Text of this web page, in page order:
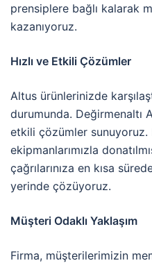
prensiplere bağlı kalarak
kazanıyoruz.
Hızlı ve Etkili Çözümler
Altus ürünlerinizde
durumunda. Değirmenaltı
etkili çözümler
ekipmanlarımızla
çağrılarınıza en kısa
yerinde çözüyoruz.
Müşteri Odaklı Yaklaşım
Firma, müşterilerimizin